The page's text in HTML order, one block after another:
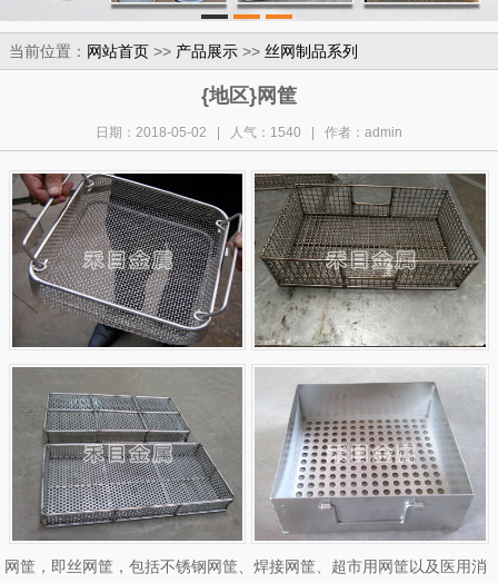
当前位置： 网站首页 >> 产品展示 >> 丝网制品系列
{地区}网筐
日期：2018-05-02 | 人气： 1540 | 作者：admin
网筐，即丝网筐，包括不锈钢网筐、焊接网筐、超市用网筐以及医用消